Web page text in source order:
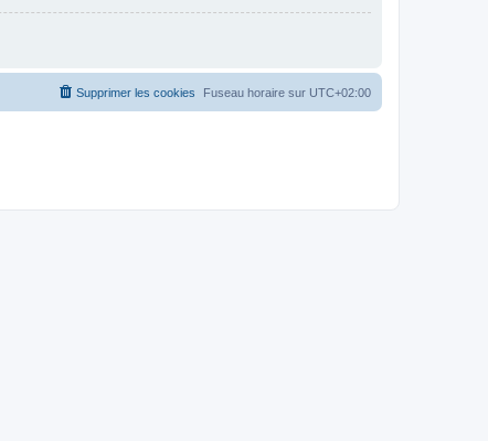
Fuseau horaire sur UTC+02:00
Supprimer les cookies